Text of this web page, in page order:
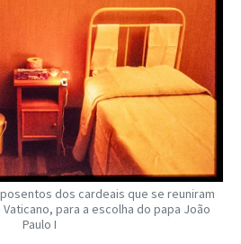
dos cardeais que se reuniram
para a escolha do papa João
Paulo I